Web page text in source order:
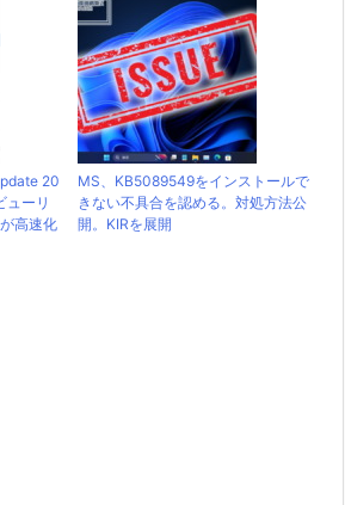
20
ューリ
高速化
MS、KB5089549をインストールで
きない不具合を認める。対処方法公
開。KIRを展開